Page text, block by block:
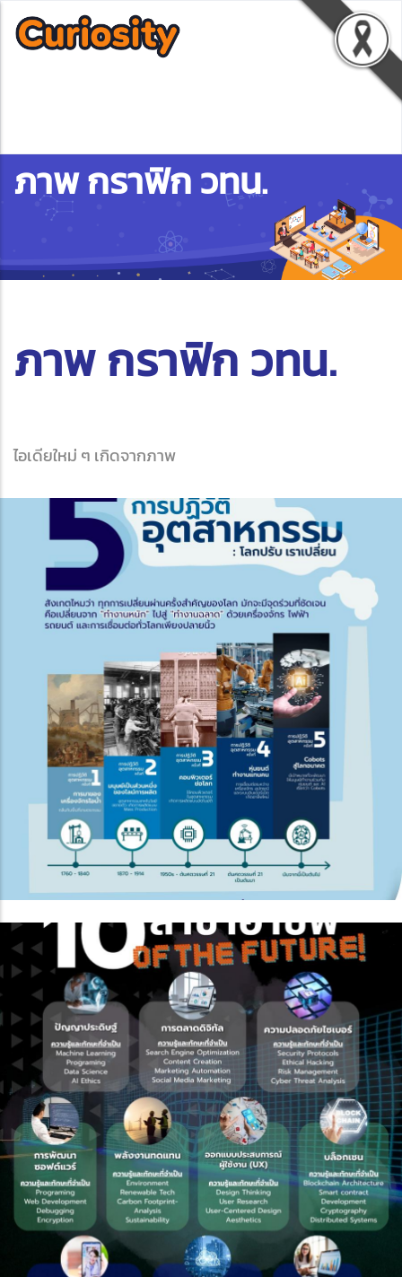
ภาพ กราฟิก วทน.
ภาพ กราฟิก วทน.
ไอเดียใหม่ ๆ เกิดจากภาพ